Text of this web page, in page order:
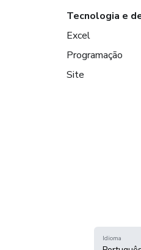
Tecnologia e
Excel
Programação
Site
Idioma